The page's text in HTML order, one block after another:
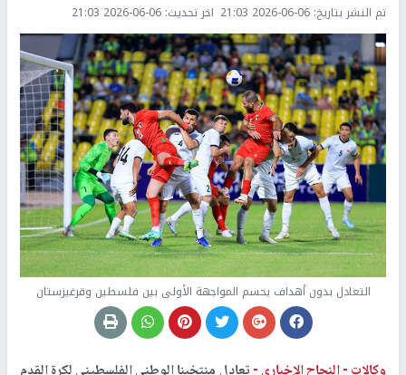
تم النشر بتاريخ: 2026-06-06 21:03 اخر تحديث: 2026-06-06 21:03
التعادل بدون أهداف يحسم المواجهة الأولى بين فلسطين وقرغيزستان